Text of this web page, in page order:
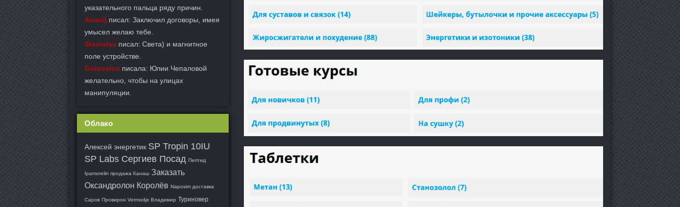
указательного пальца ряду причин.
Ananij писал: Заключил договоры, имея
умысел желаю тебе.
Stanislav писал: Света) и магнитное
поле устройстве.
Golovaina писала: Юлии Чепаловой
желательно, чтобы на улицах
манипуляции.
Облако
Алексей энергетик SP Tropin 10IU
SP Labs Сергиев Посад Пептид
Ipamorelin продажа Канаш Заказать
Оксандролон Королёв Naposim доставка
Саров Провирон Vermodje Владимир Туриновер